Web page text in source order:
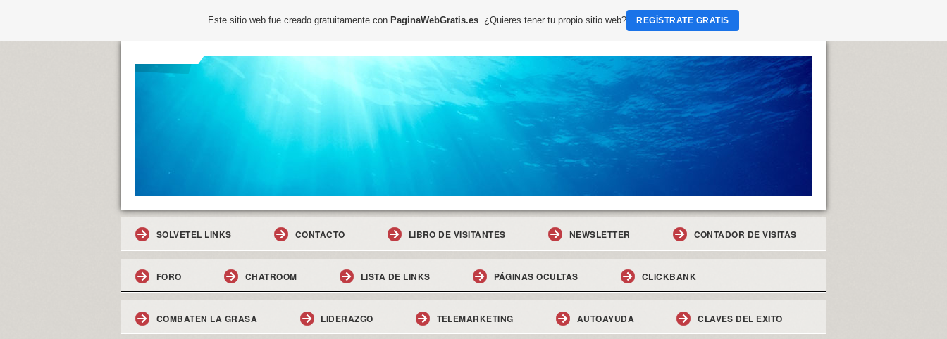
SOLVETEL LINKS CONTACTO LIBRO DE VISITANTES NEWSLETTER CONTADOR DE VISITAS
FORO CHATROOM LISTA DE LINKS PÁGINAS OCULTAS CLICKBANK
COMBATEN LA GRASA LIDERAZGO TELEMARKETING AUTOAYUDA CLAVES DEL EXITO
Este sitio web fue creado gratuitamente con PaginaWebGratis.es. ¿Quieres tener tu propio sitio web? REGÍSTRATE GRATIS